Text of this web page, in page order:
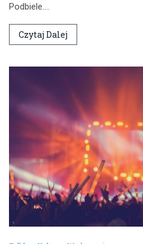
Podbiele.…
Czytaj Dalej